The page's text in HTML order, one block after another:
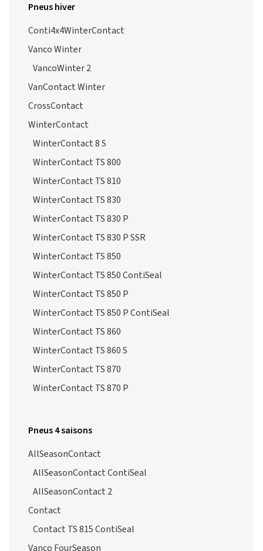
Pneus hiver
Conti4x4WinterContact
Vanco Winter
VancoWinter 2
VanContact Winter
CrossContact
WinterContact
WinterContact 8 S
WinterContact TS 800
WinterContact TS 810
WinterContact TS 830
WinterContact TS 830 P
WinterContact TS 830 P SSR
WinterContact TS 850
WinterContact TS 850 ContiSeal
WinterContact TS 850 P
WinterContact TS 850 P ContiSeal
WinterContact TS 860
WinterContact TS 860 S
WinterContact TS 870
WinterContact TS 870 P
Pneus 4 saisons
AllSeasonContact
AllSeasonContact ContiSeal
AllSeasonContact 2
Contact
Contact TS 815 ContiSeal
Vanco FourSeason